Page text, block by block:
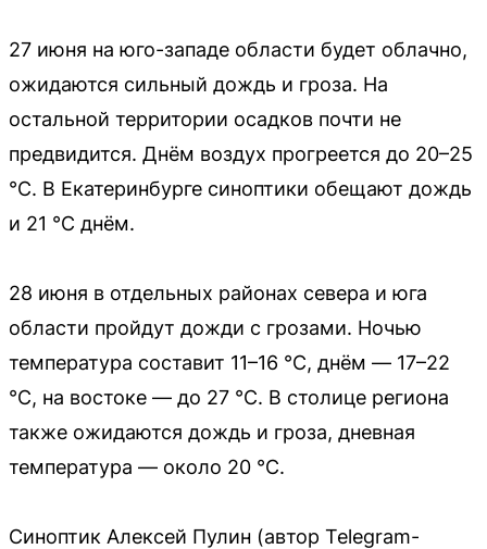
27 июня на юго-западе области будет облачно,
ожидаются сильный дождь и гроза. На
остальной территории осадков почти не
предвидится. Днём воздух прогреется до 20–25
°C. В Екатеринбурге синоптики обещают дождь
и 21 °C днём.
28 июня в отдельных районах севера и юга
области пройдут дожди с грозами. Ночью
температура составит 11–16 °C, днём — 17–22
°C, на востоке — до 27 °C. В столице региона
также ожидаются дождь и гроза, дневная
температура — около 20 °C.
Синоптик Алексей Пулин (автор Telegram-